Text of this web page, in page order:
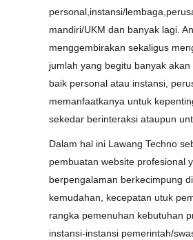
personal,instansi/
mandiri/UKM dan banyak lagi.
menggembirakan sekaligus
jumlah yang begitu banyak
baik personal atau instansi,
memanfaatkanya untuk
sekedar berinteraksi ataupun
Dalam hal ini Lawang Techno
pembuatan website profesional
berpengalaman berkecimpung
kemudahan, kecepatan utuk
rangka pemenuhan kebutuhan
instansi-instansi pemerintah/